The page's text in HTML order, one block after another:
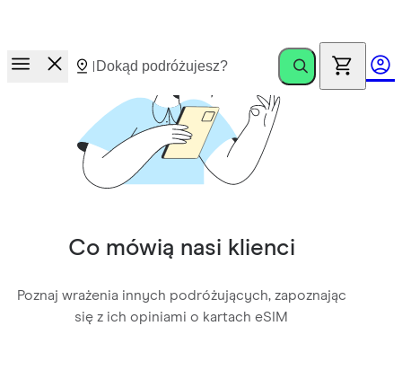
Zaproś znajomych. Zyskaj do €100
Co mówią nasi klienci
Poznaj wrażenia innych podróżujących, zapoznając
się z ich opiniami o kartach eSIM